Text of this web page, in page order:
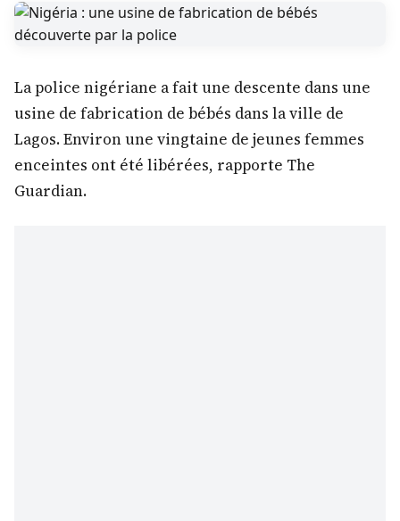
La police nigériane a fait une descente dans une
usine de fabrication de bébés dans la ville de
Lagos. Environ une vingtaine de jeunes femmes
enceintes ont été libérées, rapporte The
Guardian.